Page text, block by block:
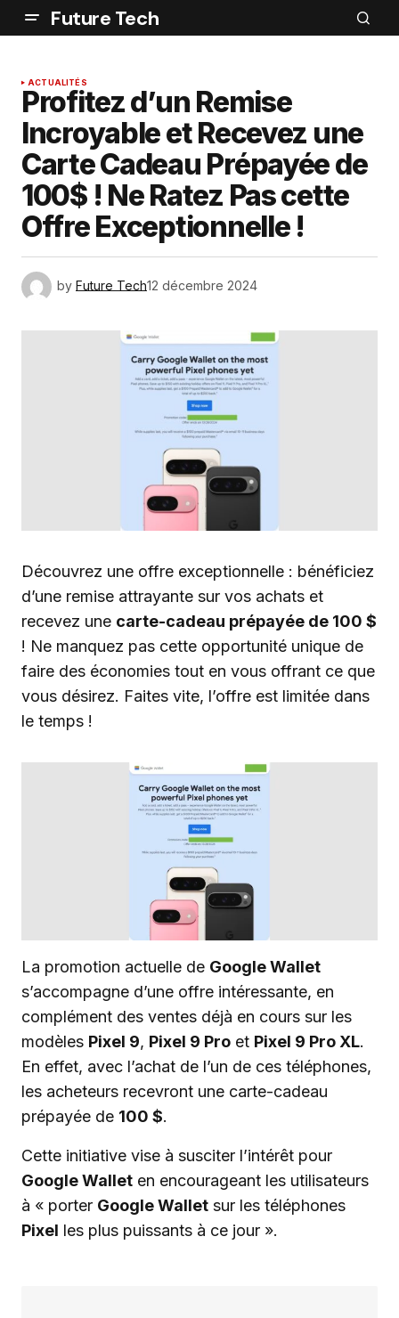
Future Tech
ACTUALITÉS
Profitez d’un Remise
Incroyable et Recevez une
Carte Cadeau Prépayée de
100$ ! Ne Ratez Pas cette
Offre Exceptionnelle !
by Future Tech12 décembre 2024
Découvrez une offre exceptionnelle : bénéficiez
d’une remise attrayante sur vos achats et
recevez une carte-cadeau prépayée de 100 $
! Ne manquez pas cette opportunité unique de
faire des économies tout en vous offrant ce que
vous désirez. Faites vite, l’offre est limitée dans
le temps !
La promotion actuelle de Google Wallet
s’accompagne d’une offre intéressante, en
complément des ventes déjà en cours sur les
modèles Pixel 9, Pixel 9 Pro et Pixel 9 Pro XL.
En effet, avec l’achat de l’un de ces téléphones,
les acheteurs recevront une carte-cadeau
prépayée de 100 $.
Cette initiative vise à susciter l’intérêt pour
Google Wallet en encourageant les utilisateurs
à « porter Google Wallet sur les téléphones
Pixel les plus puissants à ce jour ».